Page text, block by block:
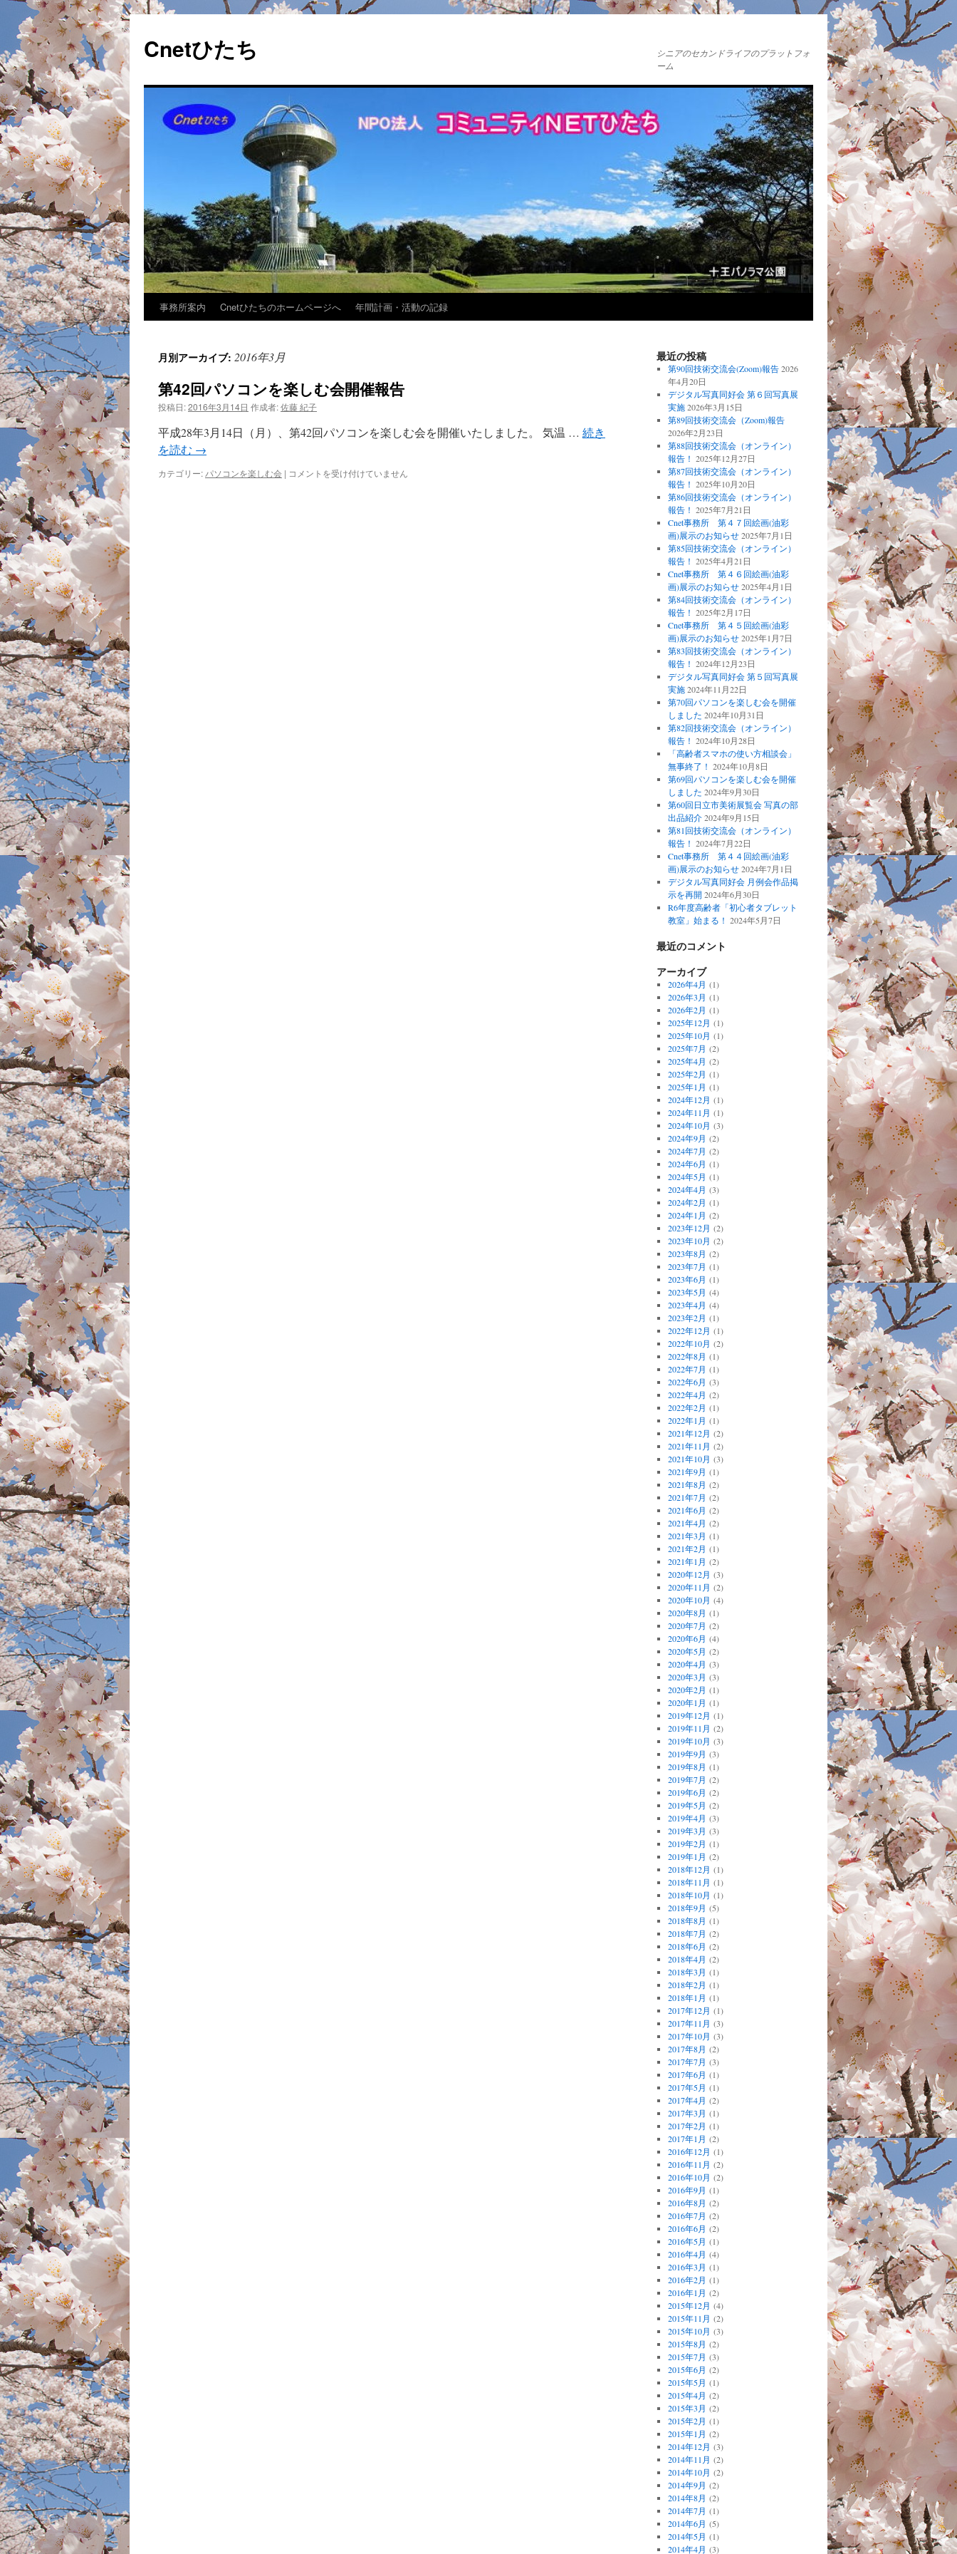
Cnetひたち
シニアのセカンドライフのプラットフォ
ーム
テ
ン
事務所案内 Cnetひたちのホームページへ 年間計画・活動の記録
月別アーカイブ: 2016年3月
第42回パソコンを楽しむ会開催報告
投稿日:2016年3月14日 作成者:佐藤 紀子
平成28年3月14日（月）、第42回パソコンを楽しむ会を開催いたしました。 気温 … 続き
を読む →
カテゴリー: パソコンを楽しむ会 | 第
コメントを受け付けていません
最近の投稿
第90回技術交流会(Zoom)報告 2026
年4月20日
デジタル写真同好会 第６回写真展
実施 2026年3月15日
第89回技術交流会（Zoom)報告
2026年2月23日
第88回技術交流会（オンライン）
報告！ 2025年12月27日
第87回技術交流会（オンライン）
報告！ 2025年10月20日
第86回技術交流会（オンライン）
報告！ 2025年7月21日
Cnet事務所 第４７回絵画(油彩
画)展示のお知らせ 2025年7月1日
第85回技術交流会（オンライン）
報告！ 2025年4月21日
Cnet事務所 第４６回絵画(油彩
画)展示のお知らせ 2025年4月1日
第84回技術交流会（オンライン）
報告！ 2025年2月17日
Cnet事務所 第４５回絵画(油彩
画)展示のお知らせ 2025年1月7日
第83回技術交流会（オンライン）
報告！ 2024年12月23日
デジタル写真同好会 第５回写真展
実施 2024年11月22日
第70回パソコンを楽しむ会を開催
しました 2024年10月31日
第82回技術交流会（オンライン）
報告！ 2024年10月28日
「高齢者スマホの使い方相談会」
無事終了！ 2024年10月8日
第69回パソコンを楽しむ会を開催
しました 2024年9月30日
第60回日立市美術展覧会 写真の部
出品紹介 2024年9月15日
第81回技術交流会（オンライン）
報告！ 2024年7月22日
Cnet事務所 第４４回絵画(油彩
画)展示のお知らせ 2024年7月1日
デジタル写真同好会 月例会作品掲
示を再開 2024年6月30日
R6年度高齢者「初心者タブレット
教室」始まる！ 2024年5月7日
最近のコメント
アーカイブ
2026年4月 (1)
2026年3月 (1)
2026年2月 (1)
2025年12月 (1)
2025年10月 (1)
2025年7月 (2)
2025年4月 (2)
2025年2月 (1)
2025年1月 (1)
2024年12月 (1)
2024年11月 (1)
2024年10月 (3)
2024年9月 (2)
2024年7月 (2)
2024年6月 (1)
2024年5月 (1)
2024年4月 (3)
2024年2月 (1)
2024年1月 (2)
2023年12月 (2)
2023年10月 (2)
2023年8月 (2)
2023年7月 (1)
2023年6月 (1)
2023年5月 (4)
2023年4月 (4)
2023年2月 (1)
2022年12月 (1)
2022年10月 (2)
2022年8月 (1)
2022年7月 (1)
2022年6月 (3)
2022年4月 (2)
2022年2月 (1)
2022年1月 (1)
2021年12月 (2)
2021年11月 (2)
2021年10月 (3)
2021年9月 (1)
2021年8月 (2)
2021年7月 (2)
2021年6月 (2)
2021年4月 (2)
2021年3月 (1)
2021年2月 (1)
2021年1月 (2)
2020年12月 (3)
2020年11月 (2)
2020年10月 (4)
2020年8月 (1)
2020年7月 (2)
2020年6月 (4)
2020年5月 (2)
2020年4月 (3)
2020年3月 (3)
2020年2月 (1)
2020年1月 (1)
2019年12月 (1)
2019年11月 (2)
2019年10月 (3)
2019年9月 (3)
2019年8月 (1)
2019年7月 (2)
2019年6月 (2)
2019年5月 (2)
2019年4月 (3)
2019年3月 (3)
2019年2月 (1)
2019年1月 (2)
2018年12月 (1)
2018年11月 (1)
2018年10月 (1)
2018年9月 (5)
2018年8月 (1)
2018年7月 (2)
2018年6月 (2)
2018年4月 (2)
2018年3月 (1)
2018年2月 (1)
2018年1月 (1)
2017年12月 (1)
2017年11月 (3)
2017年10月 (3)
2017年8月 (2)
2017年7月 (3)
2017年6月 (1)
2017年5月 (1)
2017年4月 (2)
2017年3月 (1)
2017年2月 (1)
2017年1月 (2)
2016年12月 (1)
2016年11月 (2)
2016年10月 (2)
2016年9月 (1)
2016年8月 (2)
2016年7月 (2)
2016年6月 (2)
2016年5月 (1)
2016年4月 (4)
2016年3月 (1)
2016年2月 (1)
2016年1月 (2)
2015年12月 (4)
2015年11月 (2)
2015年10月 (3)
2015年8月 (2)
2015年7月 (3)
2015年6月 (2)
2015年5月 (1)
2015年4月 (2)
2015年3月 (2)
2015年2月 (1)
2015年1月 (2)
2014年12月 (3)
2014年11月 (2)
2014年10月 (2)
2014年9月 (2)
2014年8月 (2)
2014年7月 (1)
2014年6月 (5)
2014年5月 (1)
2014年4月 (3)